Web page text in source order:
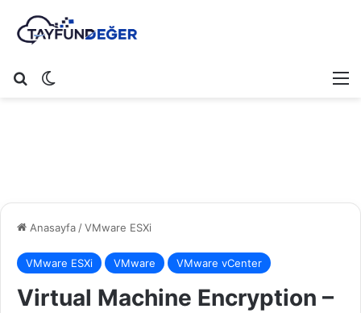
Arama yap ...
Anasayfa/VMware ESXi
VMware ESXi VMware VMware vCenter
Virtual Machine Encryption –